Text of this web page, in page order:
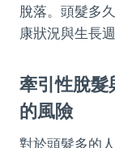
脫落。頭髮多
康狀況與生長週
牽引性脫髮
的風險
對於頭髮多的